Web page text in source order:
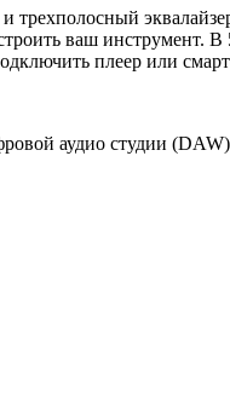
ваш инструмент.
плеер или
аудио студии